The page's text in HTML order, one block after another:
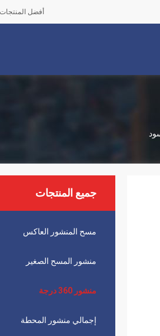
أفضل المنتجات
جميع المنتجات
مسح المنشور العاكس
منشور المسح الصغير
منشور 360 درجة
إجمالي منشور المحطة